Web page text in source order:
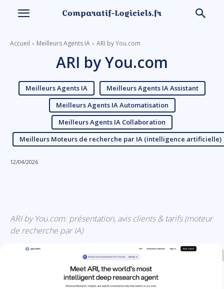
Accueil Meilleurs Agents IA ARI by You.com
ARI by You.com
Meilleurs Agents IA
Meilleurs Agents IA Assistant
Meilleurs Agents IA Automatisation
Meilleurs Agents IA Collaboration
Meilleurs Moteurs de recherche par IA (intelligence artificielle)
12/04/2026
ARI by You.com: présentation, avis clients & tarifs (moteur
de recherche par IA)